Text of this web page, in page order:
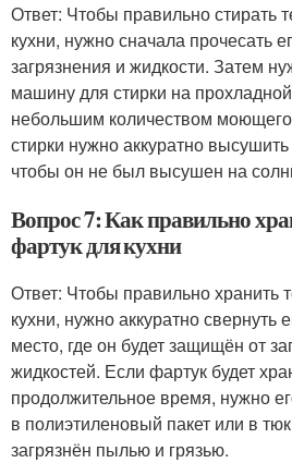
Ответ: Чтобы правильно стирать
кухни, нужно сначала прочесать
загрязнения и жидкости. Затем
машину для стирки на
небольшим количеством
стирки нужно аккуратно
чтобы он не был высушен на
Вопрос 7: Как правильно
фартук для кухни
Ответ: Чтобы правильно хранить
кухни, нужно аккуратно свернуть
место, где он будет защищён от
жидкостей. Если фартук будет
продолжительное время, нужно
в полиэтиленовый пакет или в
загрязнён пылью и грязью.